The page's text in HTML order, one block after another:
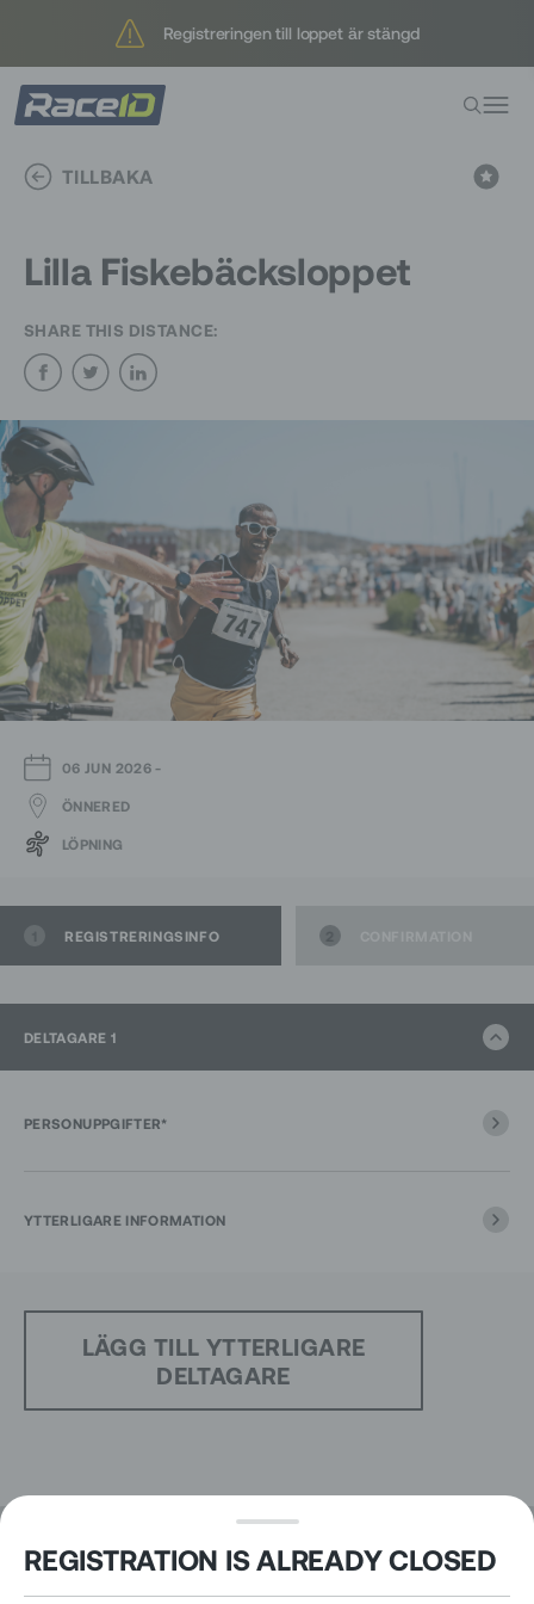
Registreringen till loppet är stängdRegistreringen till loppet är stängd
TILLBAKA
Lilla Fiskebäcksloppet
SHARE THIS DISTANCE:
06 JUN 2026-
ÖNNERED
LÖPNING
REGISTRERINGSINFO
DELTAGARE 1
PERSONUPPGIFTER*
YTTERLIGARE INFORMATION
LÄGG TILL YTTERLIGARE
DELTAGARE
GO TO CONFIRMATION
REGISTRATION IS ALREADY CLOSED